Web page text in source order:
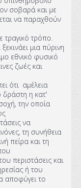
σοβαρά και με
να παραχθούν
τραγικό τρόπο.
μια πύρινη
εθνικό φυσικό
ζωές και
ότι αμέλεια
δράστη η κατ'
την οποία
να
τη συνήθεια
πείρα και τη
περιστάσεις και
ή του
αποφύγει το